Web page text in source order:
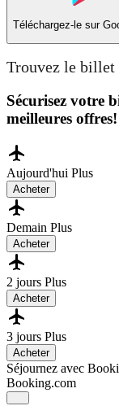
Téléchargez-le sur
Trouvez le billet
Sécurisez votre
meilleures offres!
Aujourd'hui Plus
Acheter
Demain Plus
Acheter
2 jours Plus
Acheter
3 jours Plus
Acheter
Séjournez avec
Booking.com